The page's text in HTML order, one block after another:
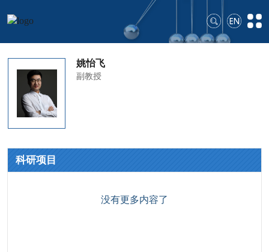
姚怡飞
副教授
科研项目
没有更多内容了